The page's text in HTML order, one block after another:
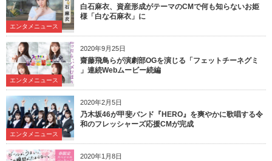
エンタメニュース
白石麻衣、資産形成がテーマのCMで何も知らないお姫
様「白な石麻衣」に
2020年9月25日
エンタメニュース
齋藤飛鳥らが演劇部OGを演じる「フェットチーネグミ
」連続Webムービー続編
2020年2月5日
エンタメニュース
乃木坂46が甲斐バンド『HERO』を爽やかに歌唱する令
和のフレッシャーズ応援CMが完成
2020年1月8日